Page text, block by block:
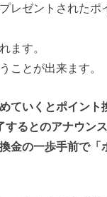
レゼントされた
ます。
ことが出来ます。
ていくとポイン
るとのアナウンス
金の一歩手前で